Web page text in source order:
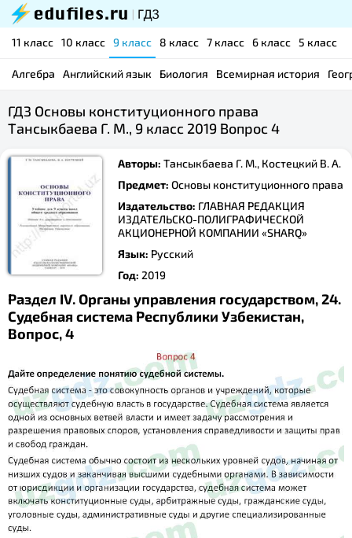
11 класс 10 класс 9 класс 8 класс 7 класс 6 класс 5 класс
Алгебра Английский язык Биология Всемирная история
ГДЗ Основы конституционного права
Тансыкбаева Г. М., 9 класс 2019 Вопрос 4
Авторы: Тансыкбаева Г. М., Костецкий В. А.
Предмет: Основы конституционного права
Издательство: ГЛАВНАЯ РЕДАКЦИЯ
ИЗДАТЕЛЬСКО-ПОЛИГРАФИЧЕСКОЙ
АКЦИОНЕРНОЙ КОМПАНИИ «SHARQ»
Язык: Русский
Год: 2019
Раздел IV. Органы управления государством, 24.
Судебная система Республики Узбекистан,
Вопрос, 4